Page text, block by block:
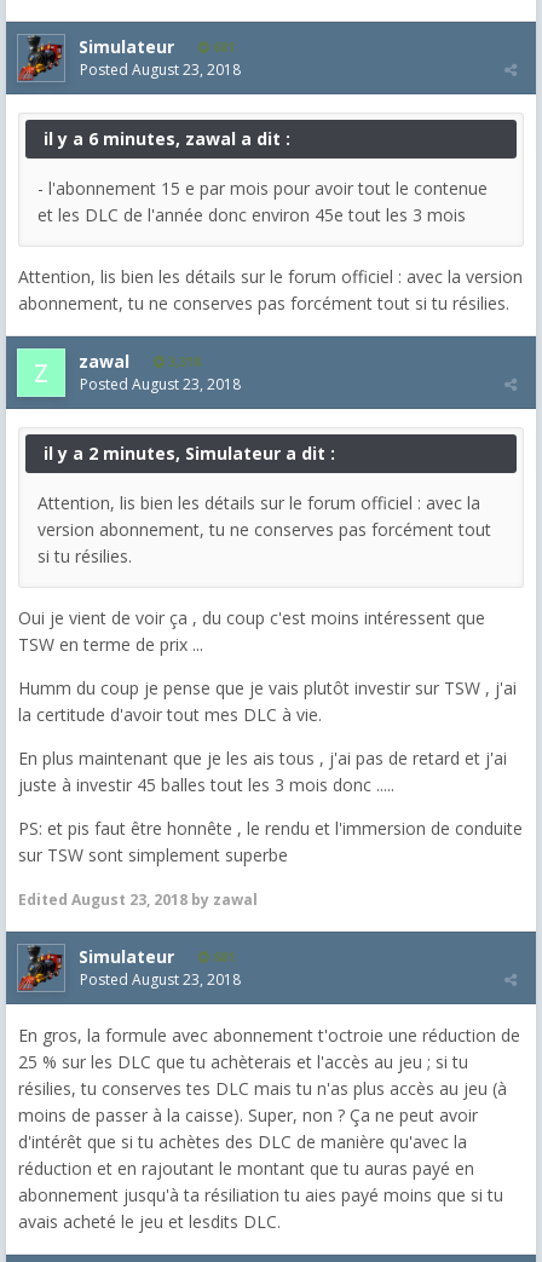
Simulateur 681
Posted August 23, 2018
il y a 6 minutes, zawal a dit :
- l'abonnement 15 e par mois pour avoir tout le contenue
et les DLC de l'année donc environ 45e tout les 3 mois
Attention, lis bien les détails sur le forum officiel : avec la version
abonnement, tu ne conserves pas forcément tout si tu résilies.
zawal 3,318
Posted August 23, 2018
il y a 2 minutes, Simulateur a dit :
Attention, lis bien les détails sur le forum officiel : avec la
version abonnement, tu ne conserves pas forcément tout
si tu résilies.
Oui je vient de voir ça , du coup c'est moins intéressent que
TSW en terme de prix ...
Humm du coup je pense que je vais plutôt investir sur TSW , j'ai
la certitude d'avoir tout mes DLC à vie.
En plus maintenant que je les ais tous , j'ai pas de retard et j'ai
juste à investir 45 balles tout les 3 mois donc .....
PS: et pis faut être honnête , le rendu et l'immersion de conduite
sur TSW sont simplement superbe
Edited August 23, 2018 by zawal
Simulateur 681
Posted August 23, 2018
En gros, la formule avec abonnement t'octroie une réduction de
25 % sur les DLC que tu achèterais et l'accès au jeu ; si tu
résilies, tu conserves tes DLC mais tu n'as plus accès au jeu (à
moins de passer à la caisse). Super, non ? Ça ne peut avoir
d'intérêt que si tu achètes des DLC de manière qu'avec la
réduction et en rajoutant le montant que tu auras payé en
abonnement jusqu'à ta résiliation tu aies payé moins que si tu
avais acheté le jeu et lesdits DLC.